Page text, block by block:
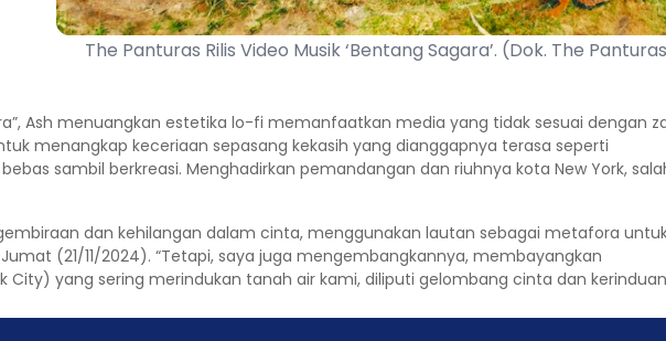
The Panturas Rilis Video Musik ‘Bentang Sagara’. (Dok. The
Ash menuangkan estetika lo-fi memanfaatkan media yang tidak sesuai dengan
menangkap keceriaan sepasang kekasih yang dianggapnya terasa seperti
sambil berkreasi. Menghadirkan pemandangan dan riuhnya kota New York,
dan kehilangan dalam cinta, menggunakan lautan sebagai metafora
(21/11/2024). “Tetapi, saya juga mengembangkannya, membayangkan
City) yang sering merindukan tanah air kami, diliputi gelombang cinta dan